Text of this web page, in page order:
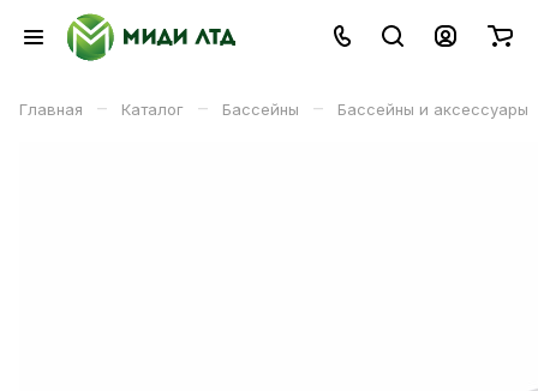
Главная – Каталог – Бассейны – Бассейны и аксессуары